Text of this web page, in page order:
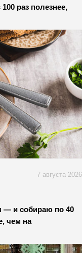
раз полезнее,
7 августа 2026
— и собираю по 40
чем на